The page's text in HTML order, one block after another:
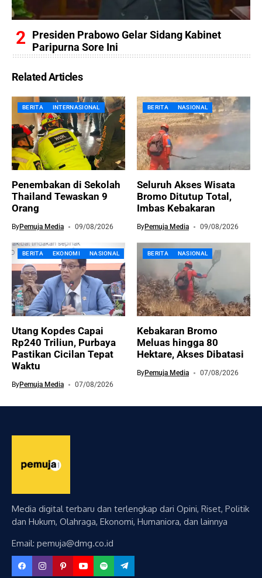
Presiden Prabowo Gelar Sidang Kabinet
Paripurna Sore Ini
Related Articles
BERITA INTERNASIONAL
Penembakan di Sekolah
Thailand Tewaskan 9
Orang
ByPemuja Media 09/08/2026
BERITA NASIONAL
Seluruh Akses Wisata
Bromo Ditutup Total,
Imbas Kebakaran
ByPemuja Media 09/08/2026
BERITA EKONOMI NASIONAL
Utang Kopdes Capai
Rp240 Triliun, Purbaya
Pastikan Cicilan Tepat
Waktu
ByPemuja Media 07/08/2026
BERITA NASIONAL
Kebakaran Bromo
Meluas hingga 80
Hektare, Akses Dibatasi
ByPemuja Media 07/08/2026
Media digital terbaru dan terlengkap dari Opini, Riset, Politik
dan Hukum, Olahraga, Ekonomi, Humaniora, dan lainnya
Email: pemuja@dmg.co.id